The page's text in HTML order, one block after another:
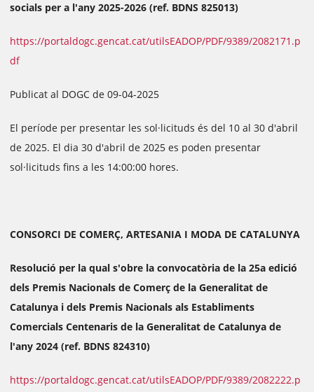
socials per a l'any 2025-2026 (ref. BDNS 825013)
https://portaldogc.gencat.cat/utilsEADOP/PDF/9389/2082171.p
df
Publicat al DOGC de 09-04-2025
El període per presentar les sol·licituds és del 10 al 30 d'abril
de 2025. El dia 30 d'abril de 2025 es poden presentar
sol·licituds fins a les 14:00:00 hores.
CONSORCI DE COMERÇ, ARTESANIA I MODA DE CATALUNYA
Resolució per la qual s'obre la convocatòria de la 25a edició
dels Premis Nacionals de Comerç de la Generalitat de
Catalunya i dels Premis Nacionals als Establiments
Comercials Centenaris de la Generalitat de Catalunya de
l'any 2024 (ref. BDNS 824310)
https://portaldogc.gencat.cat/utilsEADOP/PDF/9389/2082222.p